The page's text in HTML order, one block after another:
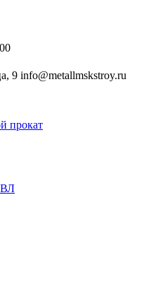
9 info@metallmskstroy.ru
прокат